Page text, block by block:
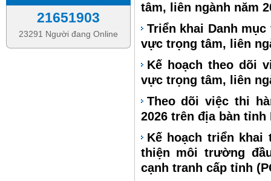
21651903
23291 Người đang Online
tâm, liên ngành năm
Triển khai Danh
vực trọng tâm, liên
Kế hoạch theo dõi
vực trọng tâm, liên
Theo dõi việc thi
2026 trên địa bàn tỉnh
Kế hoạch triển khai
thiện môi trường
cạnh tranh cấp tỉnh